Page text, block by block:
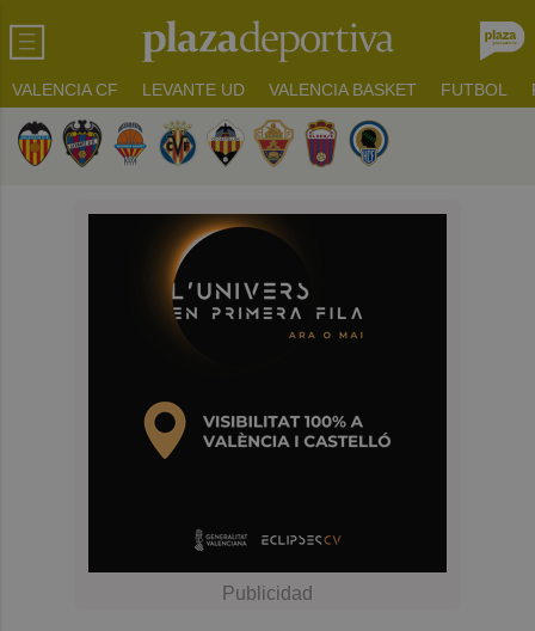
VALENCIA CF LEVANTE UD VALENCIA BASKET FUTBOL